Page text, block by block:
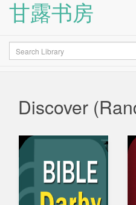
甘露书房
Search
Discover